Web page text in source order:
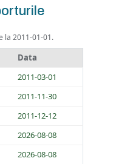
la 2011-01-01.
Data
2011-03-01
2011-11-30
2011-12-12
2026-08-08
2026-08-08